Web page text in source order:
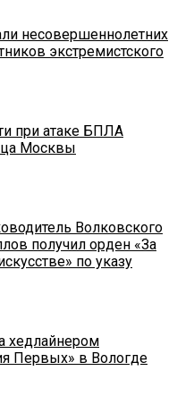
несовершеннолетних
экстремистского
при атаке БПЛА
Москвы
Волковского
получил орден «За
по указу
хедлайнером
Первых» в Вологде